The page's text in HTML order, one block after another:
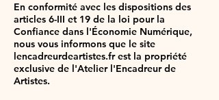
En conformité avec les dispositions des
articles 6-III et 19 de la loi pour la
Confiance dans l'Économie Numérique,
nous vous informons que le site
lencadreurdeartistes.fr est la propriété
exclusive de l'Atelier l'Encadreur de
Artistes.